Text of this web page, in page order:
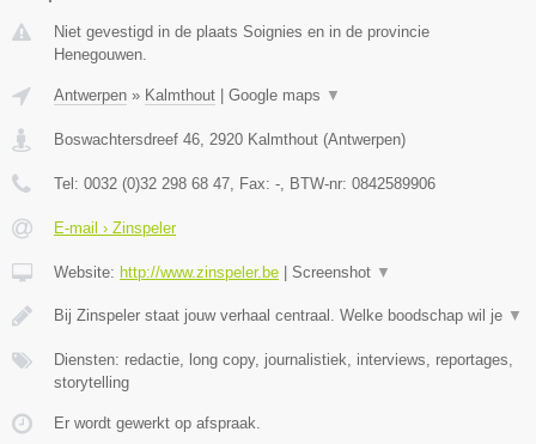
Niet gevestigd in de plaats Soignies en in de provincie
Henegouwen.
Antwerpen » Kalmthout | Google maps ▼
Boswachtersdreef 46 2920 Kalmthout (Antwerpen)
Tel: 0032 (0)32 298 68 47 , Fax: - , BTW-nr: 0842589906
E-mail › Zinspeler
Website: http://www.zinspeler.be | Screenshot ▼
Bij Zinspeler staat jouw verhaal centraal. Welke boodschap wil je ▼
Diensten: redactie, long copy, journalistiek, interviews, reportages,
storytelling
Er wordt gewerkt op afspraak.